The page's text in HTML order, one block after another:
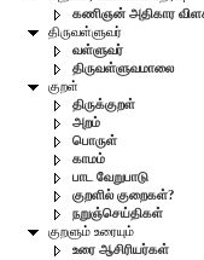
கணிஞன் அதிகார
திருவள்ளுவர்
வள்ளுவர்
திருவள்ளுவமாலை
குறள்
திருக்குறள்
அறம்
பொருள்
காமம்
பாட வேறுபாடு
குறளில் குறைகள்?
நறுஞ்செய்திகள்
குறளும் உரையும்
உரை ஆசிரியர்கள்